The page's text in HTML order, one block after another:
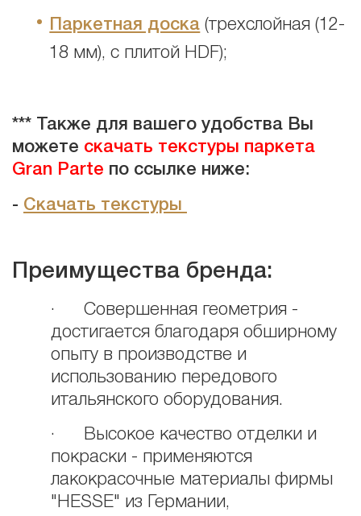
Паркетная доска (трехслойная (12-
18 мм), с плитой HDF);
*** Также для вашего удобства Вы
можете скачать текстуры паркета
Gran Parte по ссылке ниже:
- Скачать текстуры
Преимущества бренда:
· Совершенная геометрия -
достигается благодаря обширному
опыту в производстве и
использованию передового
итальянского оборудования.
· Высокое качество отделки и
покраски - применяются
лакокрасочные материалы фирмы
"HESSE" из Германии,